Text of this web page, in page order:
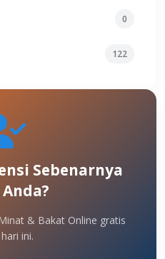
0
122
Sebenarnya
& Bakat Online gratis
ini.